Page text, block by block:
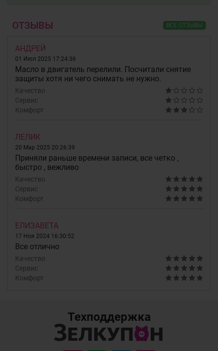
ОТЗЫВЫ ВСЕ ОТЗЫВЫ
АНДРЕЙ
01 Июл 2025 17:24:36
Масло в двигатель перелили. Посчитали снятие
защиты хотя ни чего снимать не нужно.
Качество
Сервис
Комфорт
ЛЕЛИК
20 Мар 2025 20:26:39
Приняли раньше времени записи, все четко ,
быстро , вежливо
Качество
Сервис
Комфорт
ЕЛИЗАВЕТА
17 Ноя 2024 16:30:52
Все отлично
Качество
Сервис
Комфорт
Техподдержка